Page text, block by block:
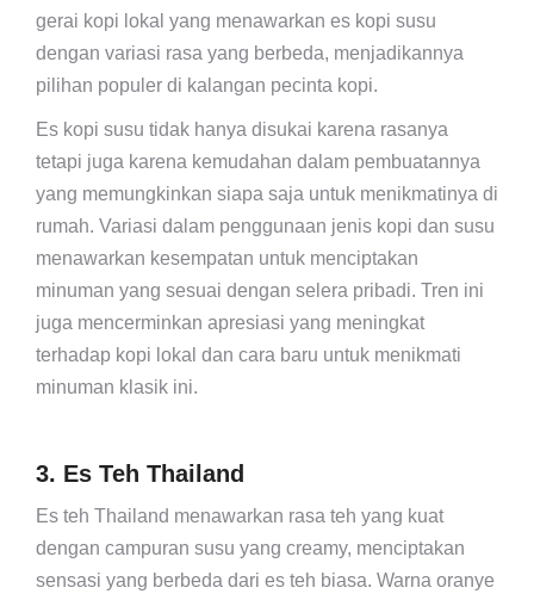
gerai kopi lokal yang menawarkan es kopi susu
dengan variasi rasa yang berbeda, menjadikannya
pilihan populer di kalangan pecinta kopi.
Es kopi susu tidak hanya disukai karena rasanya
tetapi juga karena kemudahan dalam pembuatannya
yang memungkinkan siapa saja untuk menikmatinya di
rumah. Variasi dalam penggunaan jenis kopi dan susu
menawarkan kesempatan untuk menciptakan
minuman yang sesuai dengan selera pribadi. Tren ini
juga mencerminkan apresiasi yang meningkat
terhadap kopi lokal dan cara baru untuk menikmati
minuman klasik ini.
3. Es Teh Thailand
Es teh Thailand menawarkan rasa teh yang kuat
dengan campuran susu yang creamy, menciptakan
sensasi yang berbeda dari es teh biasa. Warna oranye